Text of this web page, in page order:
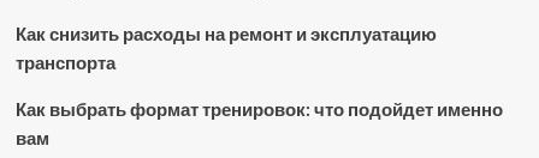
Как снизить расходы на ремонт и эксплуатацию
транспорта
Как выбрать формат тренировок: что подойдет именно
вам